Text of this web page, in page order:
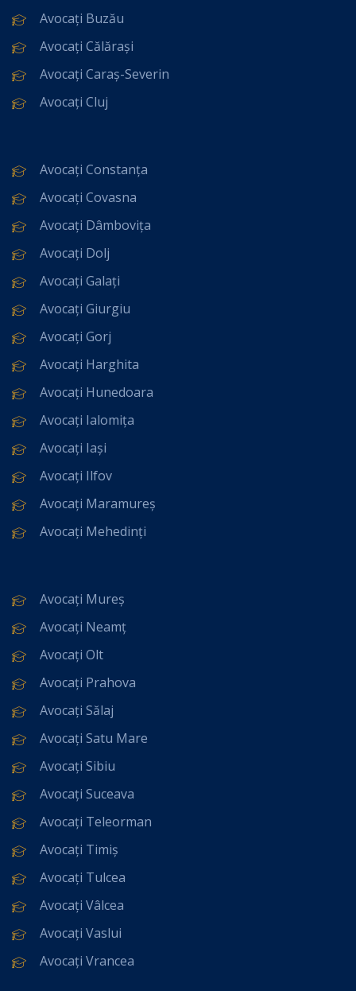
Avocați Buzău
Avocați Călărași
Avocați Caraș-Severin
Avocați Cluj
Avocați Constanța
Avocați Covasna
Avocați Dâmbovița
Avocați Dolj
Avocați Galați
Avocați Giurgiu
Avocați Gorj
Avocați Harghita
Avocați Hunedoara
Avocați Ialomița
Avocați Iași
Avocați Ilfov
Avocați Maramureș
Avocați Mehedinți
Avocați Mureș
Avocați Neamț
Avocați Olt
Avocați Prahova
Avocați Sălaj
Avocați Satu Mare
Avocați Sibiu
Avocați Suceava
Avocați Teleorman
Avocați Timiș
Avocați Tulcea
Avocați Vâlcea
Avocați Vaslui
Avocați Vrancea